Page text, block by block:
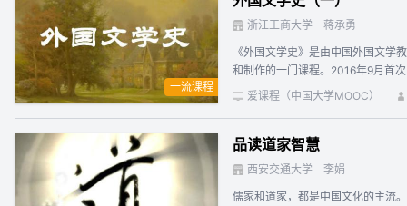
什么震撼人心？诗的语言魔力何
课程上线的第十年，秋季学期是课
一流课程
浙江工商大学
蒋承勇
《外国文学史》是由中国外国文学
和制作的一门课程。2016年9月首次上线，受到广泛
是欧洲和美洲地区的文学。由于这
品，使学生比较深刻的理解外国文学史上的重要作家、作品。 本课程的教学内容以目前国内最权威的教育部
本，并融入了主讲人自己长期来的科研与
程划分为两个部分：《外国文学史
爱课程（中国大学MOOC）
品读道家智慧
西安交通大学
李娟
儒家和道家，都是中国文化的主流